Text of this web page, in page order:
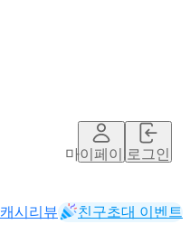
마이페이지로그인
캐시리뷰 친구초대 이벤트